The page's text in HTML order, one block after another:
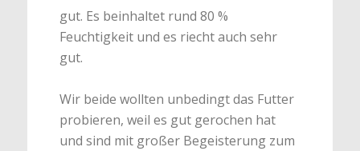
gut. Es beinhaltet rund 80 %
Feuchtigkeit und es riecht auch sehr
gut.
Wir beide wollten unbedingt das Futter
probieren, weil es gut gerochen hat
und sind mit großer Begeisterung zum